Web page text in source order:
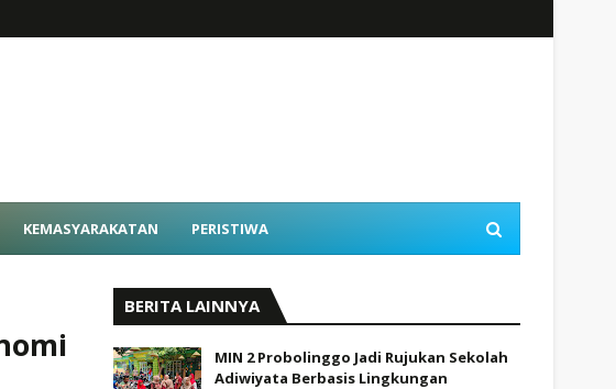
KEMASYARAKATAN PERISTIWA
BERITA LAINNYA
MIN 2 Probolinggo Jadi Rujukan Sekolah
Adiwiyata Berbasis Lingkungan